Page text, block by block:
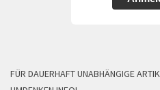
FÜR DAUERHAFT UNABHÄNGIGE